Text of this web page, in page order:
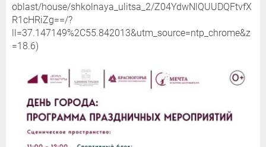
oblast/house/shkolnaya_ulitsa_2/Z04YdwNlQUUDQFtvfX
R1cHRiZg==/?
ll=37.147149%2C55.842013&utm_source=ntp_chrome&z
=18.6)